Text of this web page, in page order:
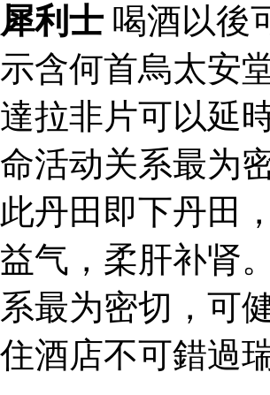
犀利士 喝酒以後
示含何首烏太安
達拉非片可以延
命活动关系最为
此丹田即下丹田
益气，柔肝补肾
系最为密切，可
住酒店不可錯過